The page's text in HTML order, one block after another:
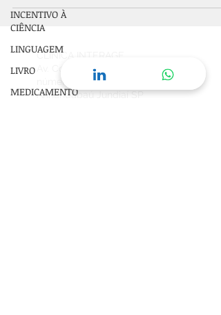
INCENTIVO À
CIÊNCIA
LINGUAGEM
LIVRO
MEDICAMENTO
CLÍNICA INTERAGE
Av. Com. Videlmo Munhoz,
número 92
Sala 13
Anhangabaú Jundiaí SP